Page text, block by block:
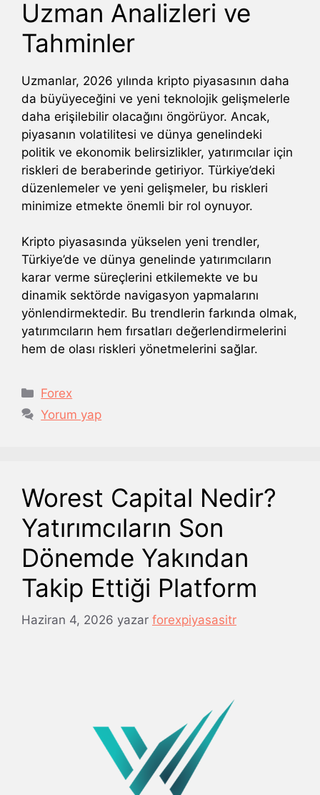
Uzman Analizleri ve
Tahminler
Uzmanlar, 2026 yılında kripto piyasasının daha
da büyüyeceğini ve yeni teknolojik gelişmelerle
daha erişilebilir olacağını öngörüyor. Ancak,
piyasanın volatilitesi ve dünya genelindeki
politik ve ekonomik belirsizlikler, yatırımcılar için
riskleri de beraberinde getiriyor. Türkiye’deki
düzenlemeler ve yeni gelişmeler, bu riskleri
minimize etmekte önemli bir rol oynuyor.
Kripto piyasasında yükselen yeni trendler,
Türkiye’de ve dünya genelinde yatırımcıların
karar verme süreçlerini etkilemekte ve bu
dinamik sektörde navigasyon yapmalarını
yönlendirmektedir. Bu trendlerin farkında olmak,
yatırımcıların hem fırsatları değerlendirmelerini
hem de olası riskleri yönetmelerini sağlar.
Kategoriler
Forex
Yorum yap
Worest Capital Nedir?
Yatırımcıların Son
Dönemde Yakından
Takip Ettiği Platform
Haziran 4, 2026 yazar forexpiyasasitr